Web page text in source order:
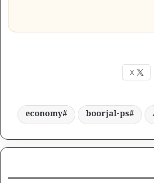
X
boorjal-ps
economy